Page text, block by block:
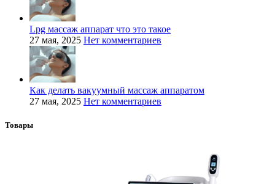
Lpg массаж аппарат что это такое
27 мая, 2025 Нет комментариев
Как делать вакуумный массаж аппаратом
27 мая, 2025 Нет комментариев
Товары